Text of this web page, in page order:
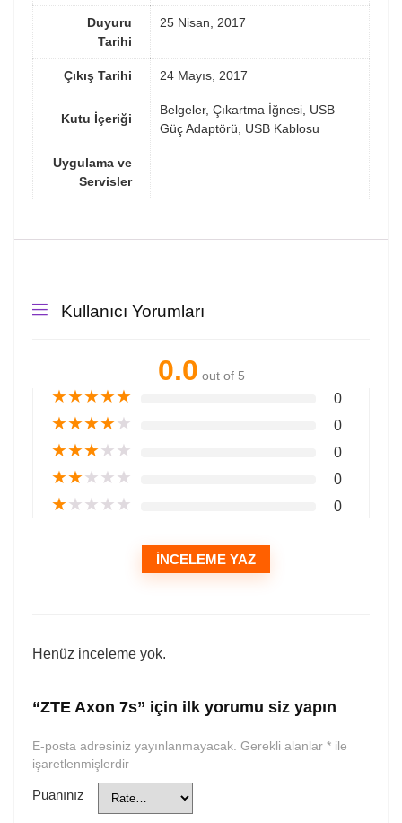
Duyuru
Tarihi
25 Nisan, 2017
Çıkış Tarihi 24 Mayıs, 2017
Kutu İçeriği
Belgeler, Çıkartma İğnesi, USB
Güç Adaptörü, USB Kablosu
Uygulama ve
Servisler
Kullanıcı Yorumları
0.0 out of 5
★★★★★ 0
★★★★★ 0
★★★★★ 0
★★★★★ 0
★★★★★ 0
İNCELEME YAZ
Henüz inceleme yok.
“ZTE Axon 7s” için ilk yorumu siz yapın
E-posta adresiniz yayınlanmayacak. Gerekli alanlar * ile
işaretlenmişlerdir
Puanınız